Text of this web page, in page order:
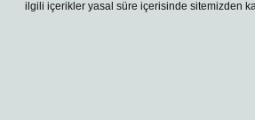
ilgili içerikler yasal süre içerisinde sitemizden